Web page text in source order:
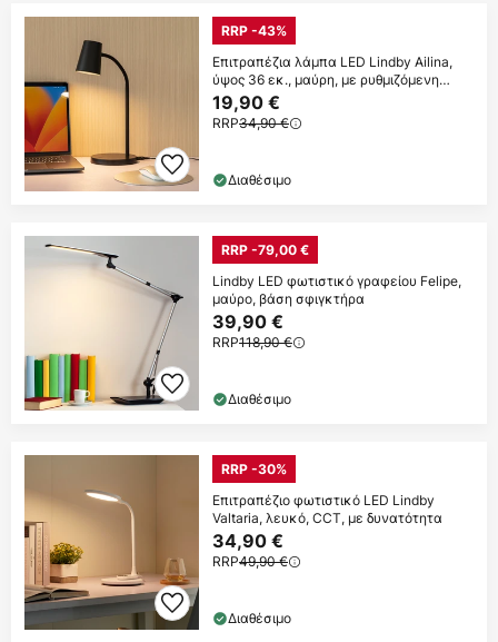
RRP -43%
Επιτραπέζια λάμπα LED Lindby Ailina,
ύψος 36 εκ., μαύρη, με ρυθμιζόμενη
ένταση
19,90 €
RRP34,90 €
Διαθέσιμο
RRP -79,00 €
Lindby LED φωτιστικό γραφείου Felipe,
μαύρο, βάση σφιγκτήρα
39,90 €
RRP118,90 €
Διαθέσιμο
RRP -30%
Επιτραπέζιο φωτιστικό LED Lindby
Valtaria, λευκό, CCT, με δυνατότητα
34,90 €
RRP49,90 €
Διαθέσιμο